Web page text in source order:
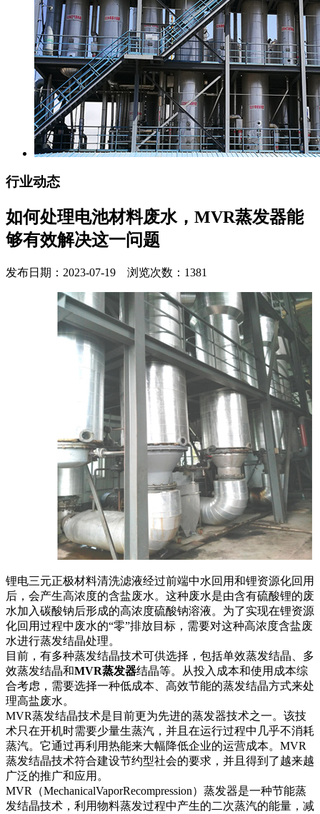
行业动态
如何处理电池材料废水，MVR蒸发器能
够有效解决这一问题
发布日期：2023-07-19 浏览次数：1381
锂电三元正极材料清洗滤液经过前端中水回用和锂资源化回用
后，会产生高浓度的含盐废水。这种废水是由含有硫酸锂的废
水加入碳酸钠后形成的高浓度硫酸钠溶液。为了实现在锂资源
化回用过程中废水的“零”排放目标，需要对这种高浓度含盐废
水进行蒸发结晶处理。
目前，有多种蒸发结晶技术可供选择，包括单效蒸发结晶、多
效蒸发结晶和MVR蒸发器结晶等。从投入成本和使用成本综
合考虑，需要选择一种低成本、高效节能的蒸发结晶方式来处
理高盐废水。
MVR蒸发结晶技术是目前更为先进的蒸发器技术之一。该技
术只在开机时需要少量生蒸汽，并且在运行过程中几乎不消耗
蒸汽。它通过再利用热能来大幅降低企业的运营成本。MVR
蒸发结晶技术符合建设节约型社会的要求，并且得到了越来越
广泛的推广和应用。
MVR（MechanicalVaporRecompression）蒸发器是一种节能蒸
发结晶技术，利用物料蒸发过程中产生的二次蒸汽的能量，减